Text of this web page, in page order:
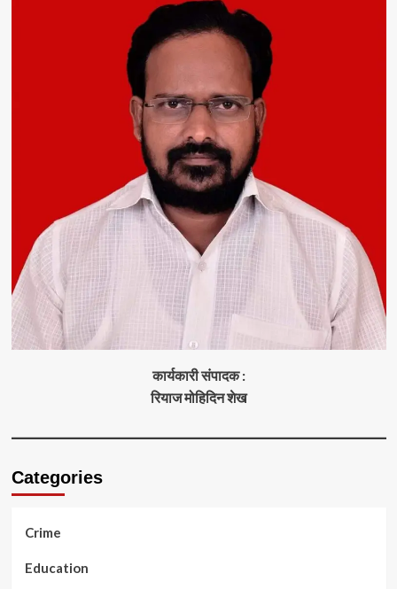
कार्यकारी संपादक :
रियाज मोहिदिन शेख
Categories
Crime
Education